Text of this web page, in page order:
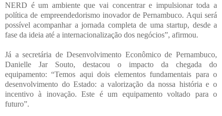
NERD é um ambiente que vai concentrar e impulsionar toda a
política de empreendedorismo inovador de Pernambuco. Aqui será
possível acompanhar a jornada completa de uma startup, desde a
fase da ideia até a internacionalização dos negócios”, afirmou.
Já a secretária de Desenvolvimento Econômico de Pernambuco,
Danielle Jar Souto, destacou o impacto da chegada do
equipamento: “Temos aqui dois elementos fundamentais para o
desenvolvimento do Estado: a valorização da nossa história e o
incentivo à inovação. Este é um equipamento voltado para o
futuro”.